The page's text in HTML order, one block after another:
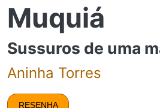
Muquiá
Sussuros de uma
Aninha Torres
RESENHA